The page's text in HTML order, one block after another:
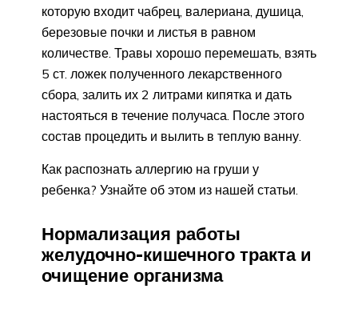
которую входит чабрец, валериана, душица,
березовые почки и листья в равном
количестве. Травы хорошо перемешать, взять
5 ст. ложек полученного лекарственного
сбора, залить их 2 литрами кипятка и дать
настояться в течение получаса. После этого
состав процедить и вылить в теплую ванну.
Как распознать аллергию на груши у
ребенка? Узнайте об этом из нашей статьи.
Нормализация работы
желудочно-кишечного тракта и
очищение организма